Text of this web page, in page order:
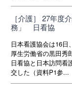
［介護］ 27年度
務」 日看協
日本看護協会は16日
厚生労働省の黒田秀
日看協と日本訪問看
交した（資料P1参...